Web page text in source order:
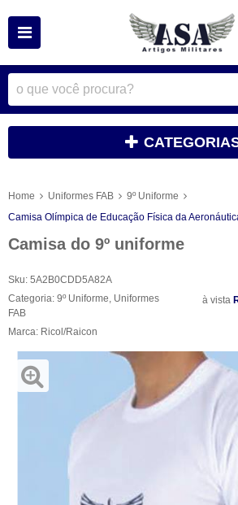
Home Uniformes FAB
9º Uniforme
Camisa Olímpica de Educação Física da
Camisa do 9º uniforme
Sku: 5A2B0CDD5A82A
Categoria: 9º Uniforme Uniformes
FAB
Marca: Ricol/Raicon
à vista